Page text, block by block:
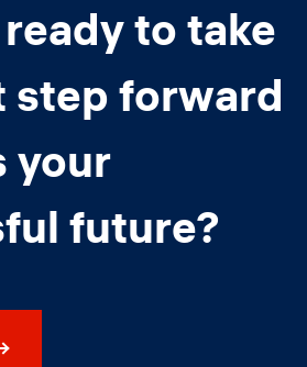
to take
step forward
your
future?